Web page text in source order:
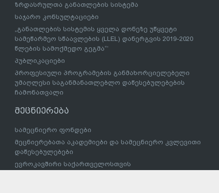
ზრდასრულთა განათლების სისტემა
საჯარო კონსულტაციები
„განათლების სისტემის ყველა დონეზე უწყვეტი
სამეწარმეო სწაავლების (LLEL) დანერგვის 2019-2020
წლების სამოქმედო გეგმა“’
პუბლიკაციები
პროფესიული პროგრამების განმახორციელებელი
უმაღლესი საგანმანათლებლო დაწესებულებების
ჩამონათვალი
მეცნიერება
სამეცნიერო ფონდები
მეცნიერებათა აკადემიები და სამეცნიერო კვლევითი
დაწესებულებები
ევროკავშირი საქართველოსთვის